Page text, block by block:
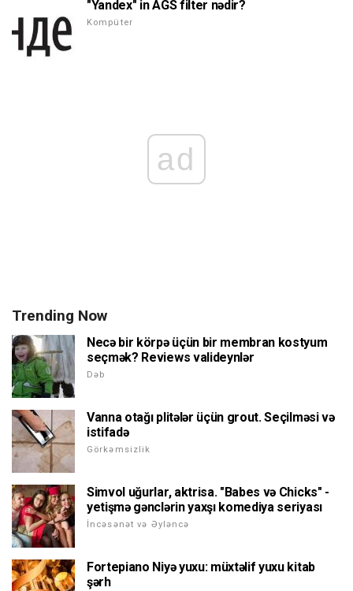
"Yandex" in AGS filter nədir?
Kompüter
ad
Trending Now
Necə bir körpə üçün bir membran kostyum
seçmək? Reviews valideynlər
Dəb
Vanna otağı plitələr üçün grout. Seçilməsi və
istifadə
Görkəmsizlik
Simvol uğurlar, aktrisa. "Babes və Chicks" -
yetişmə gənclərin yaxşı komediya seriyası
İncəsənət və Əyləncə
Fortepiano Niyə yuxu: müxtəlif yuxu kitab
şərh